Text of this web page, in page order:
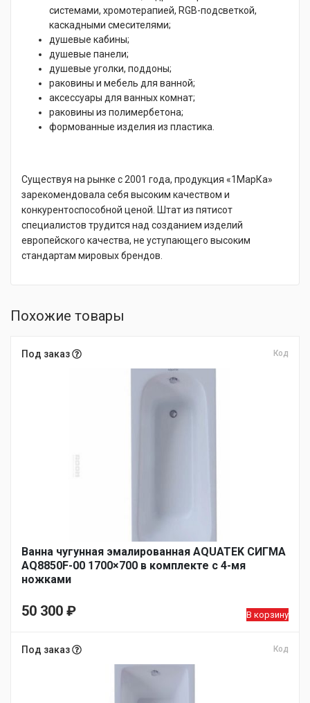
системами, хромотерапией, RGB-подсветкой,
каскадными смесителями;
душевые кабины;
душевые панели;
душевые уголки, поддоны;
раковины и мебель для ванной;
аксессуары для ванных комнат;
раковины из полимербетона;
формованные изделия из пластика.
Существуя на рынке с 2001 года, продукция «1МарКа»
зарекомендовала себя высоким качеством и
конкурентоспособной ценой. Штат из пятисот
специалистов трудится над созданием изделий
европейского качества, не уступающего высоким
стандартам мировых брендов.
Похожие товары
Под заказ Код
Ванна чугунная эмалированная AQUATEK СИГМА
AQ8850F-00 1700×700 в комплекте с 4-мя
ножками
50 300 ₽ В корзину
Под заказ Код